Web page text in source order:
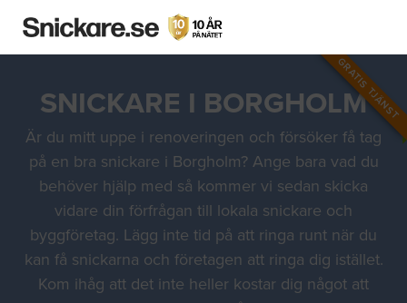
GRATIS TJÄNST
SNICKARE I BORGHOLM
Är du mitt uppe i renoveringen och försöker få tag
på en bra snickare i Borgholm? Ange bara vad du
behöver hjälp med så kommer vi sedan skicka
vidare din förfrågan till lokala snickare och
byggföretag. Lägg inte tid på att ringa runt när du
kan få snickarna och företagen att ringa dig istället.
Kom ihåg att det inte heller kostar dig något att